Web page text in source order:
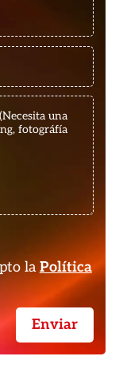
laPolítica
Enviar